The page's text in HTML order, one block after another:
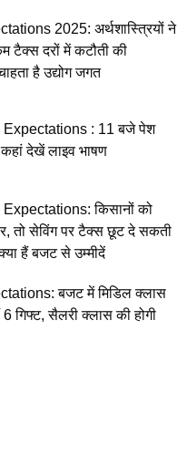
2025: अर्थशास्त्रियों ने
टैक्स दरों में कटौती की
है उद्योग जगत
Expectations : 11 बजे पेश
देखें लाइव भाषण
किसानों को
तो सेविंग पर टैक्स छूट दे सकती
हैं बजट से उम्मीदें
बजट में मिडिल क्लास
गिफ्ट, सैलरी क्लास की होगी